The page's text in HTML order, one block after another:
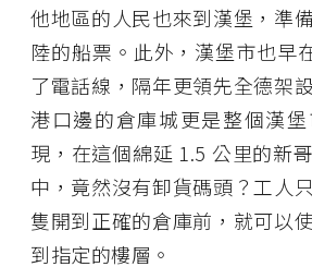
他地區的人民也來到漢堡，準
陸的船票。此外，漢堡市也早
了電話線，隔年更領先全德架
港口邊的倉庫城更是整個漢
現，在這個綿延 1.5 公里的新
中，竟然沒有卸貨碼頭？工人
隻開到正確的倉庫前，就可以
到指定的樓層。